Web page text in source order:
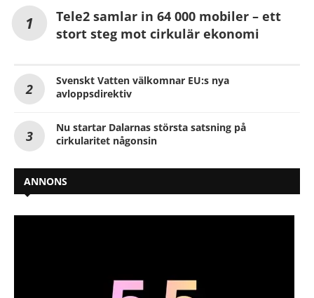
Tele2 samlar in 64 000 mobiler – ett
stort steg mot cirkulär ekonomi
Svenskt Vatten välkomnar EU:s nya
avloppsdirektiv
Nu startar Dalarnas största satsning på
cirkularitet någonsin
ANNONS